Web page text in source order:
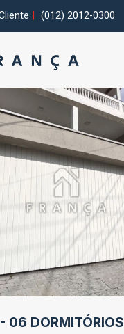
(012) 2012-0300
06 DORMITÓRIOS